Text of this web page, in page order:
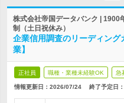
株式会社帝国データバンク | 1900
制（土日祝休み）
企業信用調査のリーディン
業】
正社員 職種・業種未経験OK 急
情報更新日：2026/07/24 終了予定日：